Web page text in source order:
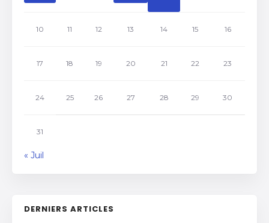
10 11 12 13 14 15 16
17 18 19 20 21 22 23
24 25 26 27 28 29 30
31
« Juil
DERNIERS ARTICLES